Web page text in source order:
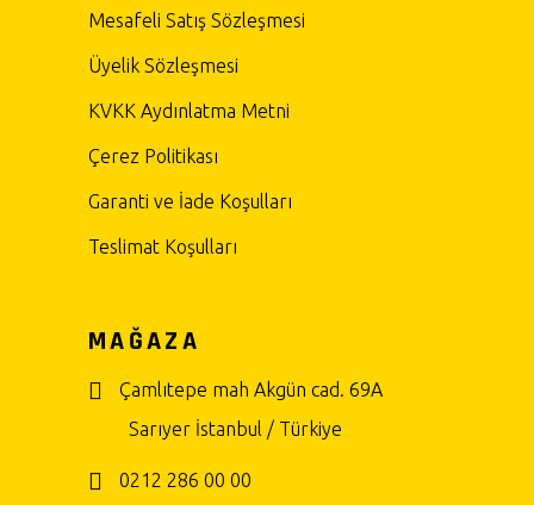
Mesafeli Satış Sözleşmesi
Üyelik Sözleşmesi
KVKK Aydınlatma Metni
Çerez Politikası
Garanti ve İade Koşulları
Teslimat Koşulları
MAĞAZA
Çamlıtepe mah Akgün cad. 69A
Sarıyer İstanbul / Türkiye
0212 286 00 00